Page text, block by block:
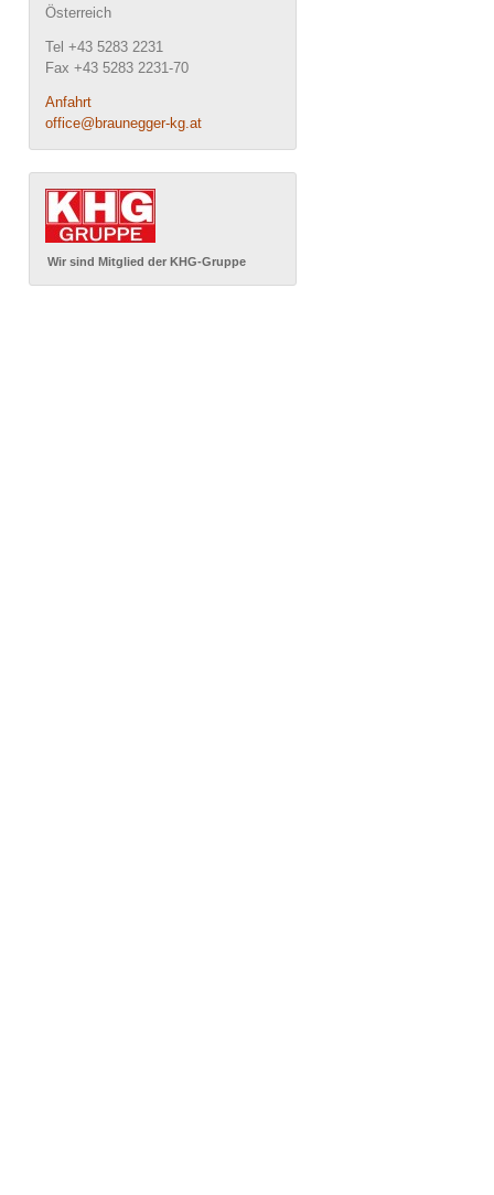
Österreich
Tel +43 5283 2231
Fax +43 5283 2231-70
Anfahrt
office@braunegger-kg.at
Wir sind Mitglied der KHG-Gruppe